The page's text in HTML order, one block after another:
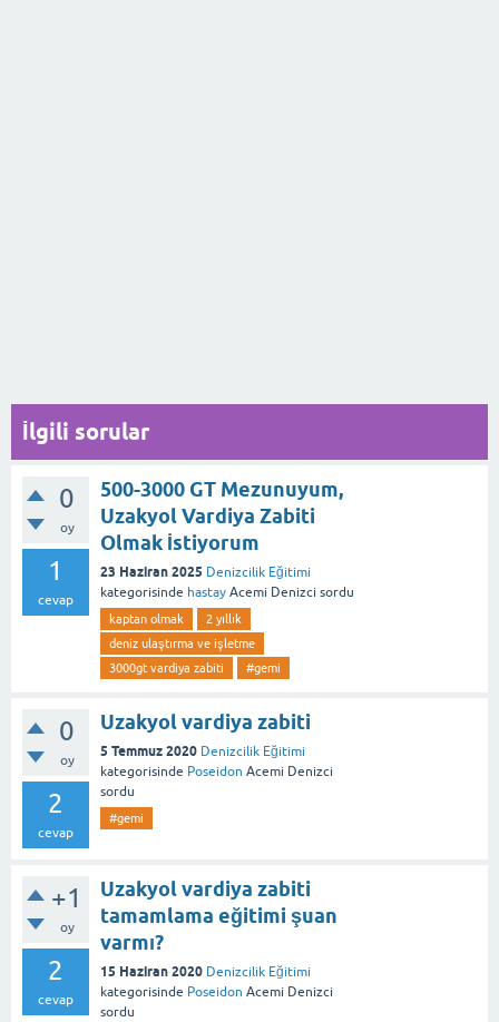
İlgili sorular
0
oy
1
cevap
500-3000 GT Mezunuyum,
Uzakyol Vardiya Zabiti
Olmak İstiyorum
23 Haziran 2025 Denizcilik Eğitimi
kategorisinde hastay Acemi Denizci sordu
kaptan olmak
2 yıllık
deniz ulaştırma ve işletme
3000gt vardiya zabiti
#gemi
0
oy
2
cevap
Uzakyol vardiya zabiti
5 Temmuz 2020 Denizcilik Eğitimi
kategorisinde Poseidon Acemi Denizci
sordu
#gemi
+1
oy
2
cevap
Uzakyol vardiya zabiti
tamamlama eğitimi şuan
varmı?
15 Haziran 2020 Denizcilik Eğitimi
kategorisinde Poseidon Acemi Denizci
sordu